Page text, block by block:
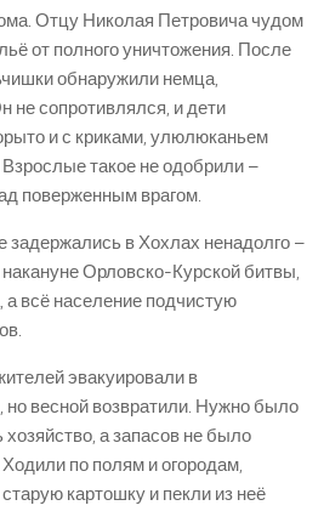
Отцу Николая Петровича чудом
от полного уничтожения. После
обнаружили немца,
не сопротивлялся, и дети
и с криками, улюлюканьем
такое не одобрили –
поверженным врагом.
задержались в Хохлах ненадолго –
Орловско­-Курской битвы,
всё население подчистую
эвакуировали в
но весной возвратили. Нужно было
а запасов не было
по полям и огородам,
картошку и пекли из неё